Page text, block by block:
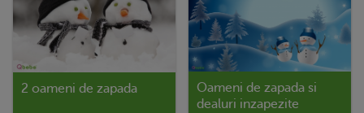
2 oameni de zapada
Oameni de zapada si
dealuri inzapezite